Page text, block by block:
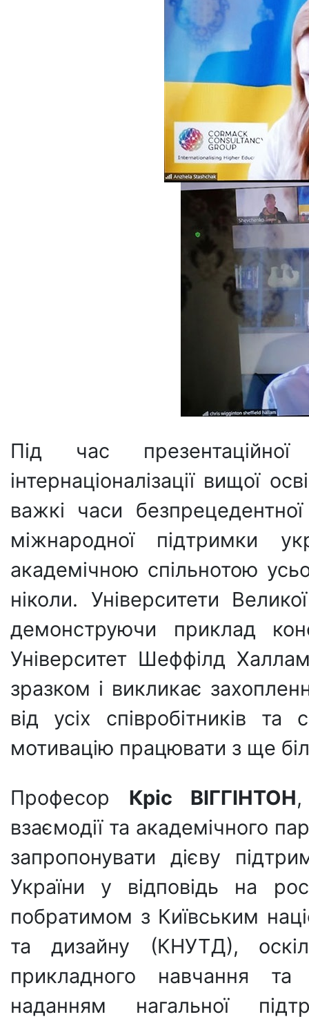
Під час
інтернаціоналізації вищої
важкі часи
міжнародної підтримки
академічною спільнотою
ніколи. Університети
демонструючи приклад
Університет Шеффілд
зразком і викликає
від усіх співробітників
мотивацію працювати з ще
Професор Кріс ВІГГІНТОН,
взаємодії та академічного
запропонувати дієву
України у відповідь на
побратимом з Київським
та дизайну (КНУТД),
прикладного навчання
наданням нагальної